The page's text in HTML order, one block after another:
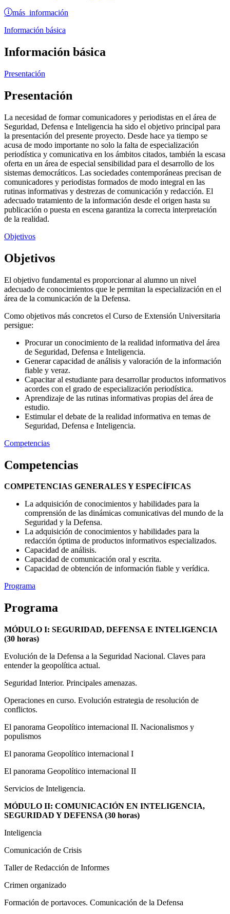
más información
Información básica
Información básica
Presentación
Presentación
La necesidad de formar comunicadores y periodistas en el área de
Seguridad, Defensa e Inteligencia ha sido el objetivo principal para
la presentación del presente proyecto. Desde hace ya tiempo se
acusa de modo importante no solo la falta de especialización
periodística y comunicativa en los ámbitos citados, también la escasa
oferta en un área de especial sensibilidad para el desarrollo de los
sistemas democráticos. Las sociedades contemporáneas precisan de
comunicadores y periodistas formados de modo integral en las
rutinas informativas y destrezas de comunicación y redacción. El
adecuado tratamiento de la información desde el origen hasta su
publicación o puesta en escena garantiza la correcta interpretación
de la realidad.
Objetivos
Objetivos
El objetivo fundamental es proporcionar al alumno un nivel
adecuado de conocimientos que le permitan la especialización en el
área de la comunicación de la Defensa.
Como objetivos más concretos el Curso de Extensión Universitaria
persigue:
Procurar un conocimiento de la realidad informativa del área
de Seguridad, Defensa e Inteligencia.
Generar capacidad de análisis y valoración de la información
fiable y veraz.
Capacitar al estudiante para desarrollar productos informativos
acordes con el grado de especialización periodística.
Aprendizaje de las rutinas informativas propias del área de
estudio.
Estimular el debate de la realidad informativa en temas de
Seguridad, Defensa e Inteligencia.
Competencias
Competencias
COMPETENCIAS GENERALES Y ESPECÍFICAS
La adquisición de conocimientos y habilidades para la
comprensión de las dinámicas comunicativas del mundo de la
Seguridad y la Defensa.
La adquisición de conocimientos y habilidades para la
redacción óptima de productos informativos especializados.
Capacidad de análisis.
Capacidad de comunicación oral y escrita.
Capacidad de obtención de información fiable y verídica.
Programa
Programa
MÓDULO I: SEGURIDAD, DEFENSA E INTELIGENCIA
(30 horas)
Evolución de la Defensa a la Seguridad Nacional. Claves para
entender la geopolítica actual.
Seguridad Interior. Principales amenazas.
Operaciones en curso. Evolución estrategia de resolución de
conflictos.
El panorama Geopolítico internacional II. Nacionalismos y
populismos
El panorama Geopolítico internacional I
El panorama Geopolítico internacional II
Servicios de Inteligencia.
MÓDULO II: COMUNICACIÓN EN INTELIGENCIA,
SEGURIDAD Y DEFENSA (30 horas)
Inteligencia
Comunicación de Crisis
Taller de Redacción de Informes
Crimen organizado
Formación de portavoces. Comunicación de la Defensa